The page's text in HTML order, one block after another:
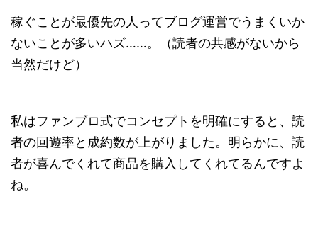
稼ぐことが最優先の人ってブログ運営でうまくいか
ないことが多いハズ……。（読者の共感がないから
当然だけど）
私はファンブロ式でコンセプトを明確にすると、読
者の回遊率と成約数が上がりました。明らかに、読
者が喜んでくれて商品を購入してくれてるんですよ
ね。